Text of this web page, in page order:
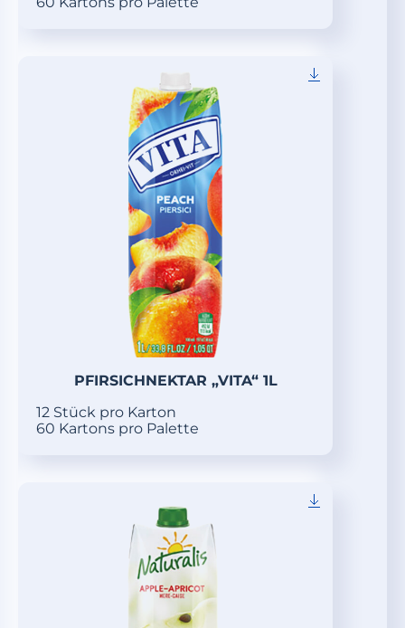
PFIRSICHNEKTAR „VITA“ 1L
12 Stück pro Karton
60 Kartons pro Palette